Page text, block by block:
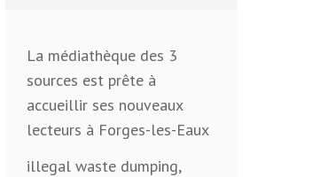
La médiathèque des 3
sources est prête à
accueillir ses nouveaux
lecteurs à Forges-les-Eaux
illegal waste dumping,